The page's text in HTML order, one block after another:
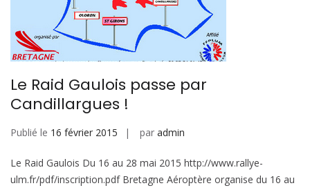
Le Raid Gaulois passe par
Candillargues !
Publié le 16 février 2015 par admin
Le Raid Gaulois Du 16 au 28 mai 2015 http://www.rallye-
ulm.fr/pdf/inscription.pdf Bretagne Aéroptère organise du 16 au